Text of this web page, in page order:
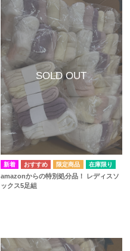
在庫限り
amazonからの特別処分品！ レディスソ
ックス5足組